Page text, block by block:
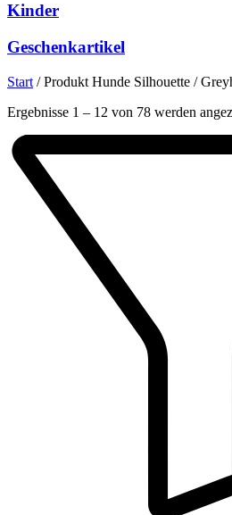
Kinder
Geschenkartikel
Start /Produkt Hunde Silhouette /
Ergebnisse 1 – 12 von 78 werden